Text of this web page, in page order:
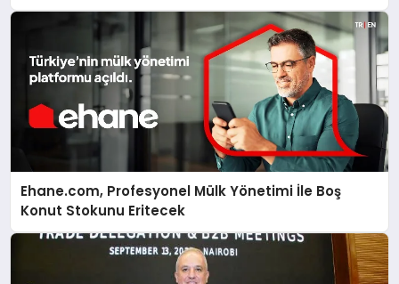
Ehane.com, Profesyonel Mülk Yönetimi İle Boş
Konut Stokunu Eritecek